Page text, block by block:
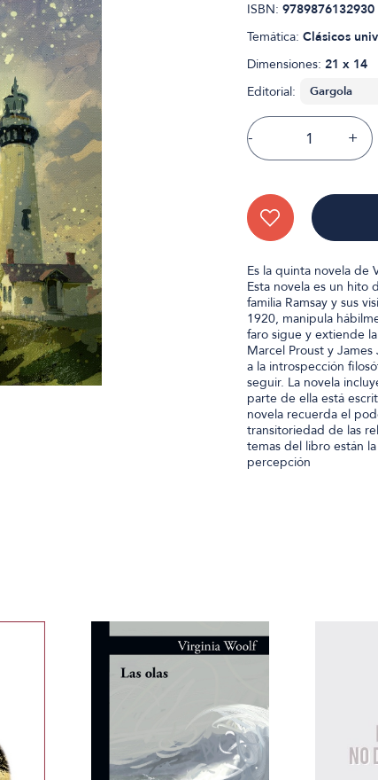
ISBN: 9789876132930
Temática: Clásicos
Dimensiones: 21 x 14
Editorial:
- +
Es la quinta novela de
Esta novela es un hito
familia Ramsay y sus
1920, manipula
faro sigue y extiende
Marcel Proust y
a la introspección
seguir. La novela
parte de ella está
novela recuerda el
transitoriedad de las
temas del libro están
percepción